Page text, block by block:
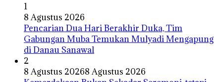
1
8 Agustus 2026
Pencarian Dua Hari Berakhir Duka, Tim
Gabungan Muba Temukan Mulyadi Mengapung
di Danau Sanawal
2
8 Agustus 20268 Agustus 2026